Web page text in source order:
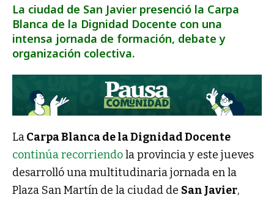
La ciudad de San Javier presenció la Carpa
Blanca de la Dignidad Docente con una
intensa jornada de formación, debate y
organización colectiva.
LaCarpa Blanca de la Dignidad Docente
continúa recorriendola provincia y este jueves
desarrolló una multitudinaria jornada en la
Plaza San Martín de la ciudad de San Javier,